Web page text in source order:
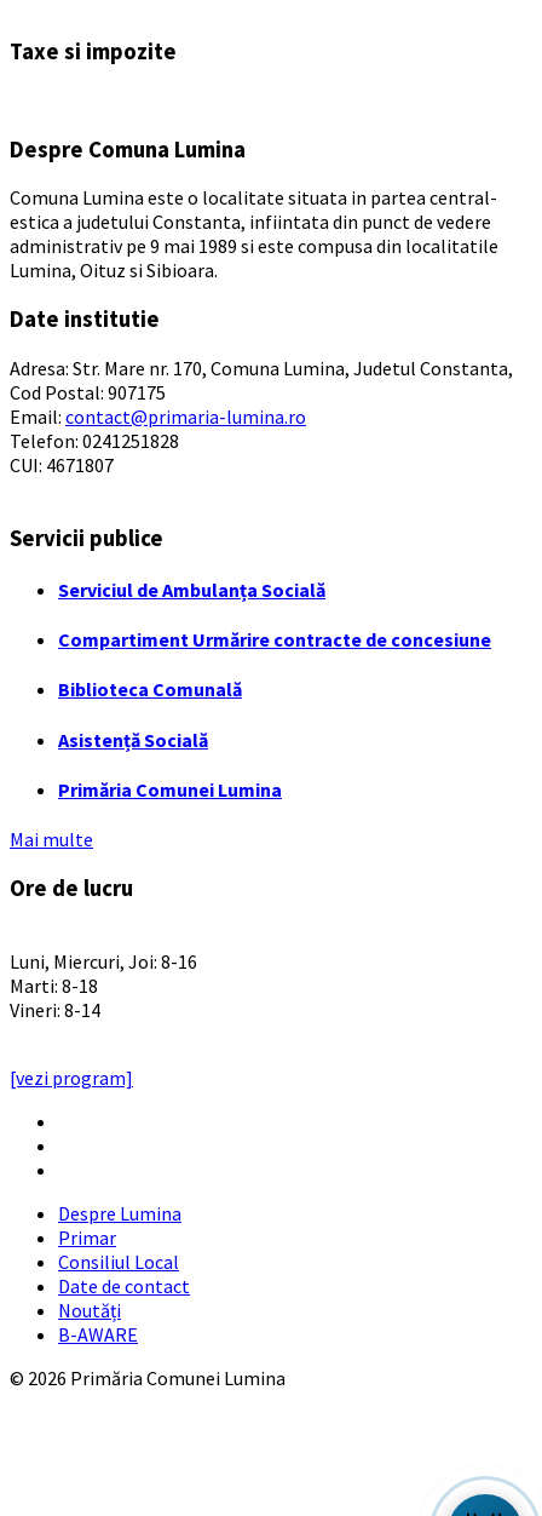
calendar
Taxe si impozite
Despre Comuna Lumina
Comuna Lumina este o localitate situata in partea central-
estica a judetului Constanta, infiintata din punct de vedere
administrativ pe 9 mai 1989 si este compusa din localitatile
Lumina, Oituz si Sibioara.
Date institutie
Adresa: Str. Mare nr. 170, Comuna Lumina, Judetul Constanta,
Cod Postal: 907175
Email: contact@primaria-lumina.ro
Telefon: 0241251828
CUI: 4671807
Servicii publice
Serviciul de Ambulanța Socială
Compartiment Urmărire contracte de concesiune
Biblioteca Comunală
Asistență Socială
Primăria Comunei Lumina
Mai multe
Ore de lucru
Luni, Miercuri, Joi: 8-16
Marti: 8-18
Vineri: 8-14
[vezi program]
Despre Lumina
Primar
Consiliul Local
Date de contact
Noutăți
B-AWARE
© 2026 Primăria Comunei Lumina